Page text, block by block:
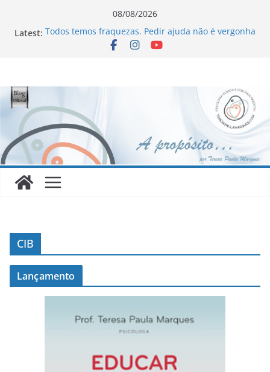
08/08/2026
Latest: Todos temos fraquezas. Pedir ajuda não é vergonha
CIB
Lançamento